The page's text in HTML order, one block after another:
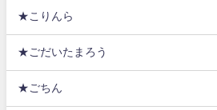
★こりんら
★ごだいたまろう
★ごちん